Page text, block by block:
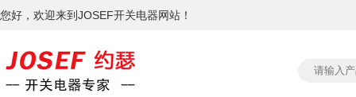
您好，欢迎来到JOSEF开关电器网站！